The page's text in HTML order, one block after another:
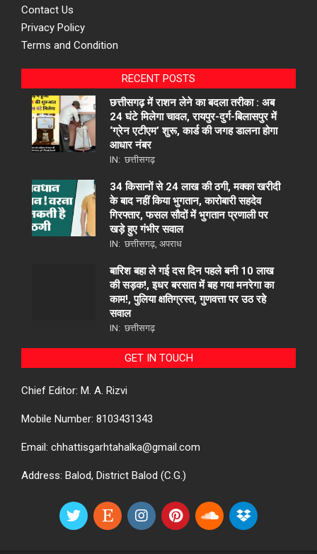
Contact Us
Privacy Policy
Terms and Condition
RECENT POSTS
छत्तीसगढ़ में राशन लेने का बदला तरीका : अब
24 घंटे मिलेगा चावल, रायपुर-दुर्ग-बिलासपुर में
‘ग्रेन एटीएम’ शुरू, कार्ड की जगह डालना होगा
आधार नंबर
IN: छत्तीसगढ़
34 किसानों से 24 लाख की ठगी, मक्का खरीदी
के बाद नहीं किया भुगतान, कारोबारी सहदेव
गिरफ्तार, फसल सौदों में भुगतान प्रणाली पर
खड़े हुए गंभीर सवाल
IN: छत्तीसगढ़, अपराध
बारिश बहा ले गई दस दिन पहले बनी 10 लाख
की सड़क!, इधर बरसात में बह गया मनरेगा का
काम!, पुलिया क्षतिग्रस्त, गुणवत्ता पर उठ रहे
सवाल
IN: छत्तीसगढ़
GET IN TOUCH
Chief Editor: M. A. Rizvi
Mobile Number: 8103431343
Email: chhattisgarhtahalka@gmail.com
Address: Balod, District Balod (C.G.)